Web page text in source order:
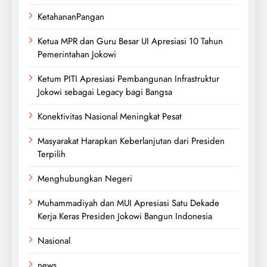
KetahananPangan
Ketua MPR dan Guru Besar UI Apresiasi 10 Tahun
Pemerintahan Jokowi
Ketum PITI Apresiasi Pembangunan Infrastruktur
Jokowi sebagai Legacy bagi Bangsa
Konektivitas Nasional Meningkat Pesat
Masyarakat Harapkan Keberlanjutan dari Presiden
Terpilih
Menghubungkan Negeri
Muhammadiyah dan MUI Apresiasi Satu Dekade
Kerja Keras Presiden Jokowi Bangun Indonesia
Nasional